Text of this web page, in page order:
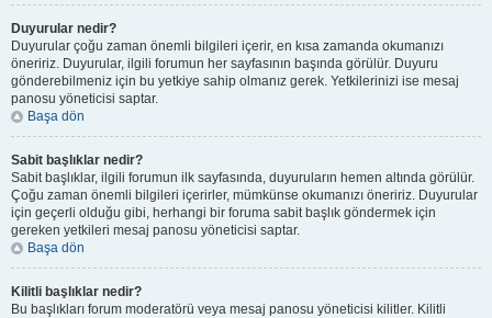
Duyurular nedir?
Duyurular çoğu zaman önemli bilgileri içerir, en kısa zamanda okumanızı
öneririz. Duyurular, ilgili forumun her sayfasının başında görülür. Duyuru
gönderebilmeniz için bu yetkiye sahip olmanız gerek. Yetkilerinizi ise mesaj
panosu yöneticisi saptar.
Başa dön
Sabit başlıklar nedir?
Sabit başlıklar, ilgili forumun ilk sayfasında, duyuruların hemen altında görülür.
Çoğu zaman önemli bilgileri içerirler, mümkünse okumanızı öneririz. Duyurular
için geçerli olduğu gibi, herhangi bir foruma sabit başlık göndermek için
gereken yetkileri mesaj panosu yöneticisi saptar.
Başa dön
Kilitli başlıklar nedir?
Bu başlıkları forum moderatörü veya mesaj panosu yöneticisi kilitler. Kilitli